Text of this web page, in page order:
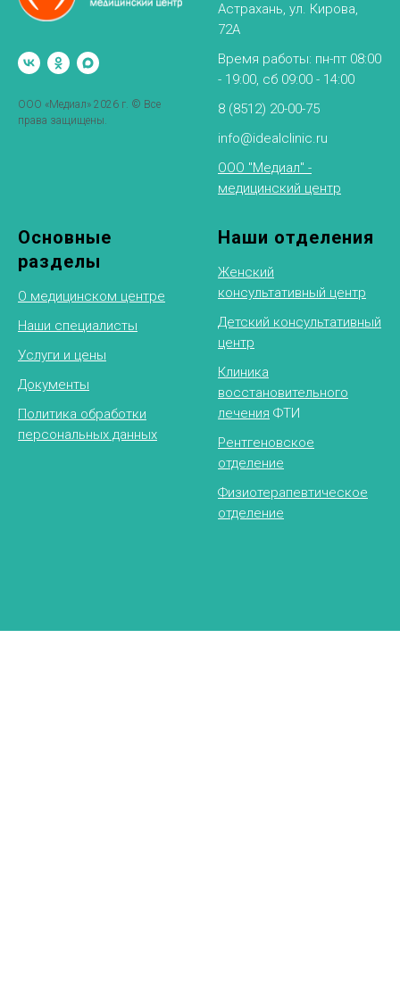
ООО «Медиал» 2026 г. © Все
права защищены.
Астрахань, ул. Кирова,
72А
Время работы: пн-пт 08:00
- 19:00, сб 09:00 - 14:00
8 (8512) 20-00-75
info@idealclinic.ru
ООО "Медиал" -
медицинский центр
Основные
разделы
О медицинском центре
Наши специалисты
Услуги и цены
Документы
Политика обработки
персональных данных
Наши отделения
Женский
консультативный центр
Детский консультативный
центр
Клиника
восстановительного
лечения ФТИ
Рентгеновское
отделение
Физиотерапевтическое
отделение